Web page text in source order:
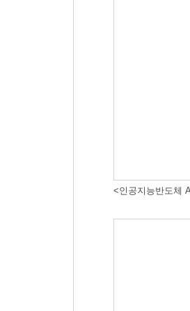
<인공지능반도체